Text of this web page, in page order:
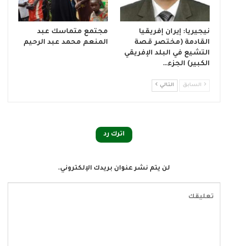
نيجيريا: إيران إفريقيا
القادمة (مختصر قصة
التشيع في البلد الإفريقي
الكبير) الجزء…
مجتمع متماسك عبد
المنعم محمد عبد الرحيم
السابق التالي
اترك رد
لن يتم نشر عنوان بريدك الإلكتروني.